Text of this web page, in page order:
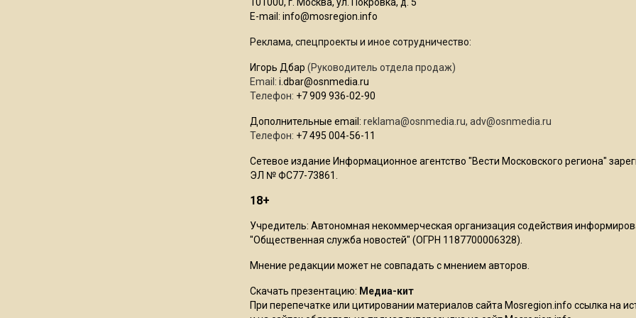
E-mail: info@mosregion.info
Реклама, спецпроекты и иное сотрудничество:
Игорь Дбар (Руководитель отдела продаж)
Email: i.dbar@osnmedia.ru
Телефон: +7 909 936-02-90
Дополнительные email: reklama@osnmedia.ru, adv@osnmedia.ru
Телефон: +7 495 004-56-11
Сетевое издание Информационное агентство "Вести Московского региона"
ЭЛ № ФС77-73861.
18+
Учредитель: Автономная некоммерческая организация содействия
"Общественная служба новостей" (ОГРН 1187700006328).
Мнение редакции может не совпадать с мнением авторов.
Скачать презентацию: Медиа-кит
При перепечатке или цитировании материалов сайта Mosregion.info ссылка на